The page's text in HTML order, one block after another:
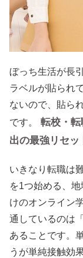
ぼっち生活が長
ラベルが貼られ
ないので、貼ら
です。
転校・
出の最強リセッ
いきなり転職は
を1つ始める、
けのオンライン
通しているのは
あることです。
うが単純接触効